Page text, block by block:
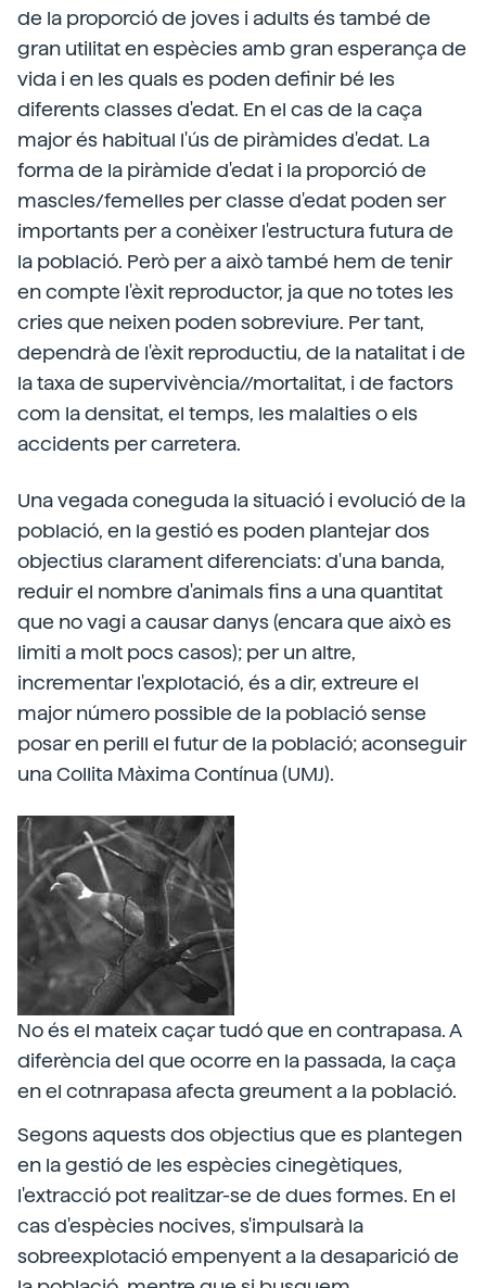
de la proporció de joves i adults és també de
gran utilitat en espècies amb gran esperança de
vida i en les quals es poden definir bé les
diferents classes d'edat. En el cas de la caça
major és habitual l'ús de piràmides d'edat. La
forma de la piràmide d'edat i la proporció de
mascles/femelles per classe d'edat poden ser
importants per a conèixer l'estructura futura de
la població. Però per a això també hem de tenir
en compte l'èxit reproductor, ja que no totes les
cries que neixen poden sobreviure. Per tant,
dependrà de l'èxit reproductiu, de la natalitat i de
la taxa de supervivència//mortalitat, i de factors
com la densitat, el temps, les malalties o els
accidents per carretera.
Una vegada coneguda la situació i evolució de la
població, en la gestió es poden plantejar dos
objectius clarament diferenciats: d'una banda,
reduir el nombre d'animals fins a una quantitat
que no vagi a causar danys (encara que això es
limiti a molt pocs casos); per un altre,
incrementar l'explotació, és a dir, extreure el
major número possible de la població sense
posar en perill el futur de la població; aconseguir
una Collita Màxima Contínua (UMJ).
No és el mateix caçar tudó que en contrapasa. A
diferència del que ocorre en la passada, la caça
en el cotnrapasa afecta greument a la població.
Segons aquests dos objectius que es plantegen
en la gestió de les espècies cinegètiques,
l'extracció pot realitzar-se de dues formes. En el
cas d'espècies nocives, s'impulsarà la
sobreexplotació empenyent a la desaparició de